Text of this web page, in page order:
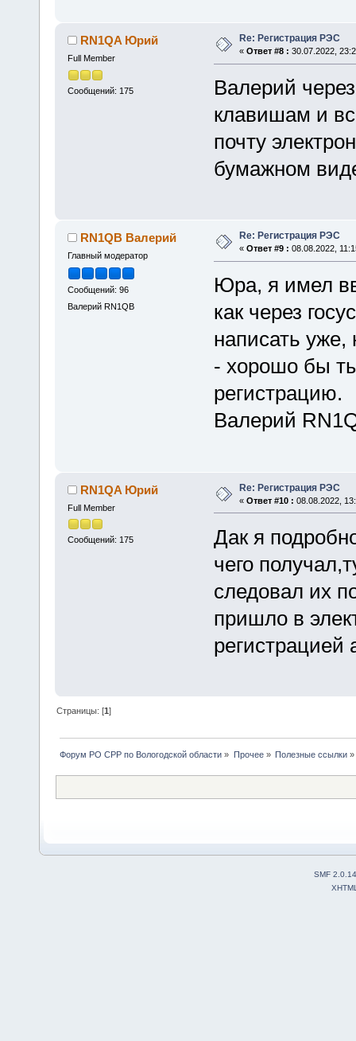
RN1QA Юрий
Full Member
Сообщений: 175
Re: Регистрация РЭС
« Ответ #8 : 30.07.2022,
Валерий
клавишам и
почту
бумажном
RN1QB Валерий
Главный модератор
Сообщений: 96
Валерий RN1QB
Re: Регистрация РЭС
« Ответ #9 : 08.08.2022,
Юра, я имел
как через
написать уже,
- хорошо бы
регистрацию.
Валерий
RN1QA Юрий
Full Member
Сообщений: 175
Re: Регистрация РЭС
« Ответ #10 : 08.08.2022,
Дак я
чего
следовал их
пришло в
регистрацией
Страницы: [1]
Форум РО СРР по Вологодской области » Прочее» Полезные ссылки»
SMF 2.0.14